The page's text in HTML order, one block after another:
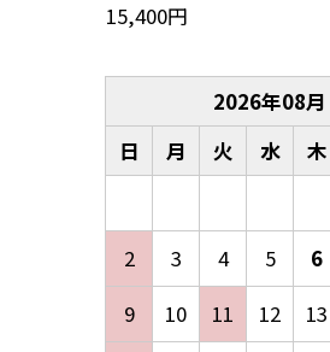
15,400円
2026年08月
日
月 火 水 木
2
3 4 5 6
9
10 11 12 13